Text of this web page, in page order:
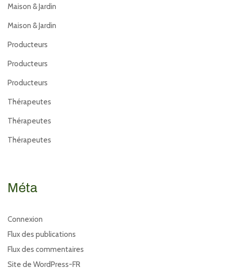
Maison & Jardin
Maison & Jardin
Producteurs
Producteurs
Producteurs
Thérapeutes
Thérapeutes
Thérapeutes
Méta
Connexion
Flux des publications
Flux des commentaires
Site de WordPress-FR